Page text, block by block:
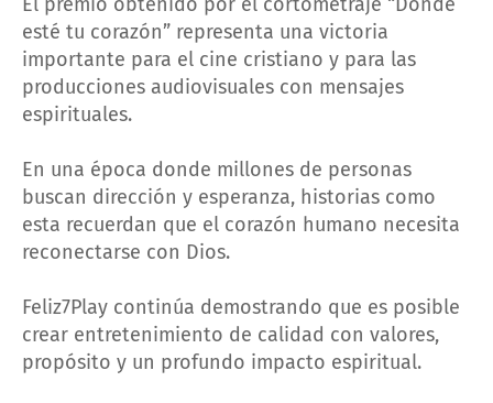
esté tu corazón” representa una victoria
importante para el cine cristiano y para las
producciones audiovisuales con mensajes
espirituales.
En una época donde millones de personas
buscan dirección y esperanza, historias como
esta recuerdan que el corazón humano necesita
reconectarse con Dios.
Feliz7Play continúa demostrando que es posible
crear entretenimiento de calidad con valores,
propósito y un profundo impacto espiritual.